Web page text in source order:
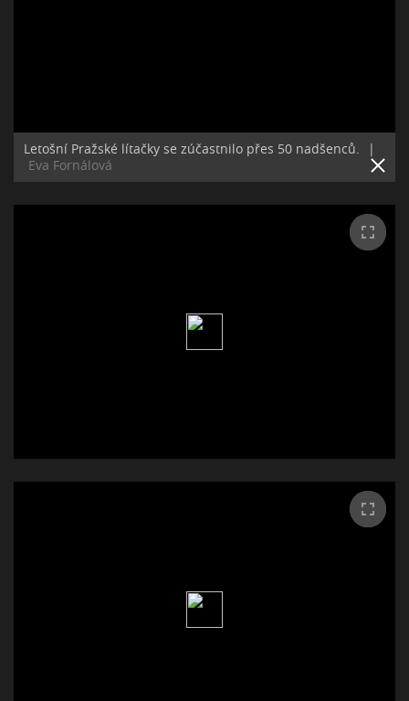
Letošní Pražské lítačky se zúčastnilo přes 50 nadšenců.
|
Eva Fornálová